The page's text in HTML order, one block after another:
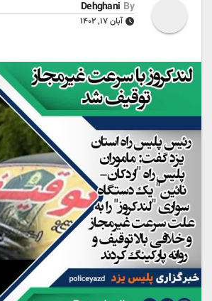
By
Dehghani
آبان ۱۷, ۱۴۰۲